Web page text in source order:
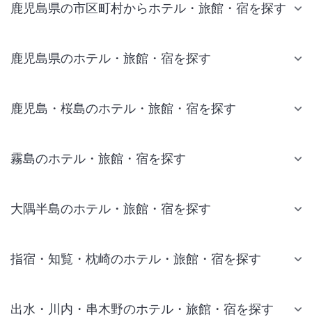
鹿児島県の市区町村からホテル・旅館・宿を探す
鹿児島県のホテル・旅館・宿を探す
鹿児島・桜島のホテル・旅館・宿を探す
霧島のホテル・旅館・宿を探す
大隅半島のホテル・旅館・宿を探す
指宿・知覧・枕崎のホテル・旅館・宿を探す
出水・川内・串木野のホテル・旅館・宿を探す